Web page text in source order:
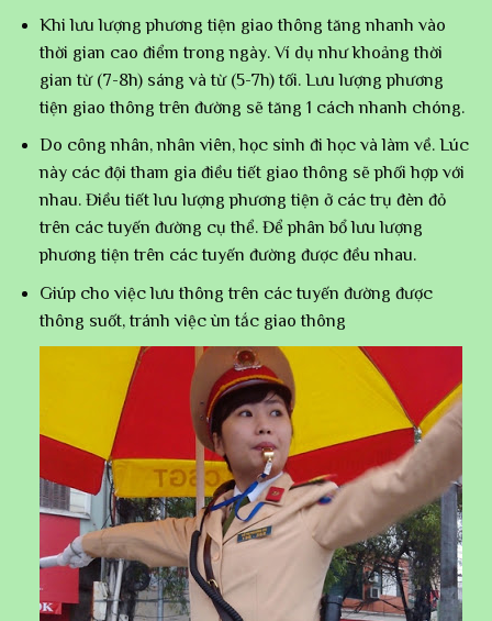
Khi lưu lượng phương tiện giao thông tăng nhanh vào
thời gian cao điểm trong ngày. Ví dụ như khoảng thời
gian từ (7-8h) sáng và từ (5-7h) tối. Lưu lượng phương
tiện giao thông trên đường sẽ tăng 1 cách nhanh chóng.
Do công nhân, nhân viên, học sinh đi học và làm về. Lúc
này các đội tham gia điều tiết giao thông sẽ phối hợp với
nhau. Điều tiết lưu lượng phương tiện ở các trụ đèn đỏ
trên các tuyến đường cụ thể. Để phân bổ lưu lượng
phương tiện trên các tuyến đường được đều nhau.
Giúp cho việc lưu thông trên các tuyến đường được
thông suốt, tránh việc ùn tắc giao thông